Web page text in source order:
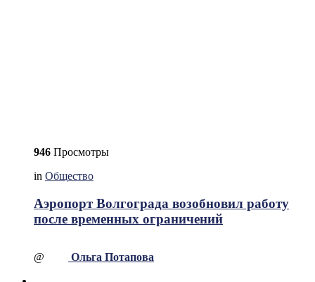
946 Просмотры
in Общество
Аэропорт Волгограда возобновил работу
после временных ограничений
@ Ольга Потапова